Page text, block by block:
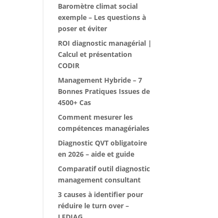
Baromètre climat social
exemple – Les questions à
poser et éviter
ROI diagnostic managérial |
Calcul et présentation
CODIR
Management Hybride – 7
Bonnes Pratiques Issues de
4500+ Cas
Comment mesurer les
compétences managériales
Diagnostic QVT obligatoire
en 2026 – aide et guide
Comparatif outil diagnostic
management consultant
3 causes à identifier pour
réduire le turn over –